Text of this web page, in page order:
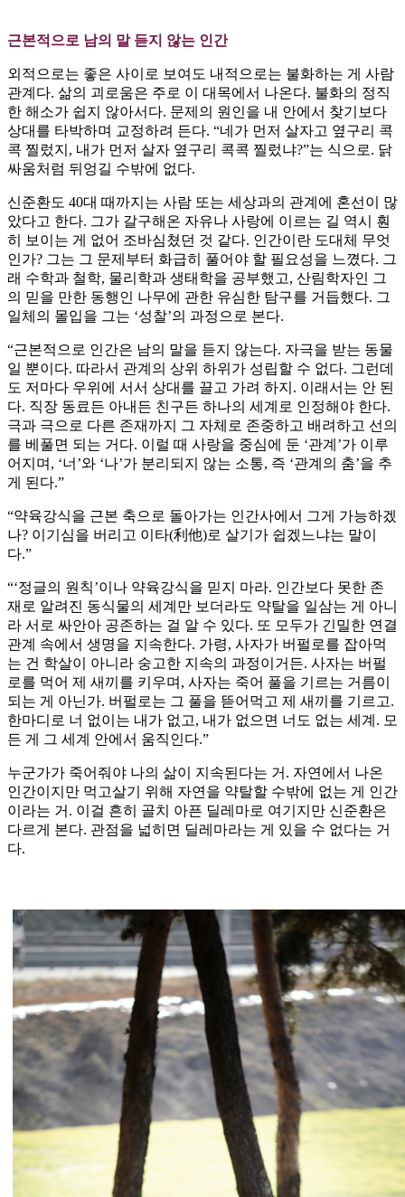
근본적으로 남의 말 듣지 않는 인간
외적으로는 좋은 사이로 보여도 내적으로는 불화하는 게 사람
관계다. 삶의 괴로움은 주로 이 대목에서 나온다. 불화의 정직
한 해소가 쉽지 않아서다. 문제의 원인을 내 안에서 찾기보다
상대를 타박하며 교정하려 든다. “네가 먼저 살자고 옆구리 콕
콕 찔렀지, 내가 먼저 살자 옆구리 콕콕 찔렀냐?”는 식으로. 닭
싸움처럼 뒤엉길 수밖에 없다.
신준환도 40대 때까지는 사람 또는 세상과의 관계에 혼선이 많
았다고 한다. 그가 갈구해온 자유나 사랑에 이르는 길 역시 훤
히 보이는 게 없어 조바심쳤던 것 같다. 인간이란 도대체 무엇
인가? 그는 그 문제부터 화급히 풀어야 할 필요성을 느꼈다. 그
래 수학과 철학, 물리학과 생태학을 공부했고, 산림학자인 그
의 믿을 만한 동행인 나무에 관한 유심한 탐구를 거듭했다. 그
일체의 몰입을 그는 ‘성찰’의 과정으로 본다.
“근본적으로 인간은 남의 말을 듣지 않는다. 자극을 받는 동물
일 뿐이다. 따라서 관계의 상위 하위가 성립할 수 없다. 그런데
도 저마다 우위에 서서 상대를 끌고 가려 하지. 이래서는 안 된
다. 직장 동료든 아내든 친구든 하나의 세계로 인정해야 한다.
극과 극으로 다른 존재까지 그 자체로 존중하고 배려하고 선의
를 베풀면 되는 거다. 이럴 때 사랑을 중심에 둔 ‘관계’가 이루
어지며, ‘너’와 ‘나’가 분리되지 않는 소통, 즉 ‘관계의 춤’을 추
게 된다.”
“약육강식을 근본 축으로 돌아가는 인간사에서 그게 가능하겠
나? 이기심을 버리고 이타(利他)로 살기가 쉽겠느냐는 말이
다.”
“‘정글의 원칙’이나 약육강식을 믿지 마라. 인간보다 못한 존
재로 알려진 동식물의 세계만 보더라도 약탈을 일삼는 게 아니
라 서로 싸안아 공존하는 걸 알 수 있다. 또 모두가 긴밀한 연결
관계 속에서 생명을 지속한다. 가령, 사자가 버펄로를 잡아먹
는 건 학살이 아니라 숭고한 지속의 과정이거든. 사자는 버펄
로를 먹어 제 새끼를 키우며, 사자는 죽어 풀을 기르는 거름이
되는 게 아닌가. 버펄로는 그 풀을 뜯어먹고 제 새끼를 기르고.
한마디로 너 없이는 내가 없고, 내가 없으면 너도 없는 세계. 모
든 게 그 세계 안에서 움직인다.”
누군가가 죽어줘야 나의 삶이 지속된다는 거. 자연에서 나온
인간이지만 먹고살기 위해 자연을 약탈할 수밖에 없는 게 인간
이라는 거. 이걸 흔히 골치 아픈 딜레마로 여기지만 신준환은
다르게 본다. 관점을 넓히면 딜레마라는 게 있을 수 없다는 거
다.